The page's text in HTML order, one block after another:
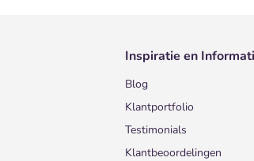
Inspiratie en
Blog
Klantportfolio
Testimonials
Klantbeoordelingen